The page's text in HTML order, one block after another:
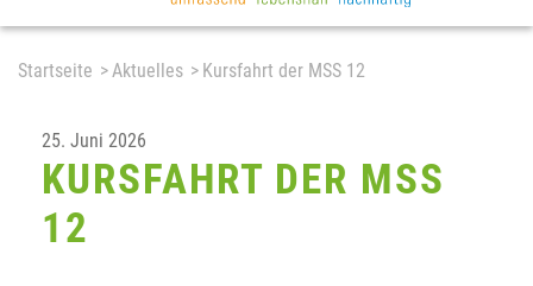
Startseite Aktuelles Kursfahrt der MSS 12
25. Juni 2026
KURSFAHRT DER MSS
12